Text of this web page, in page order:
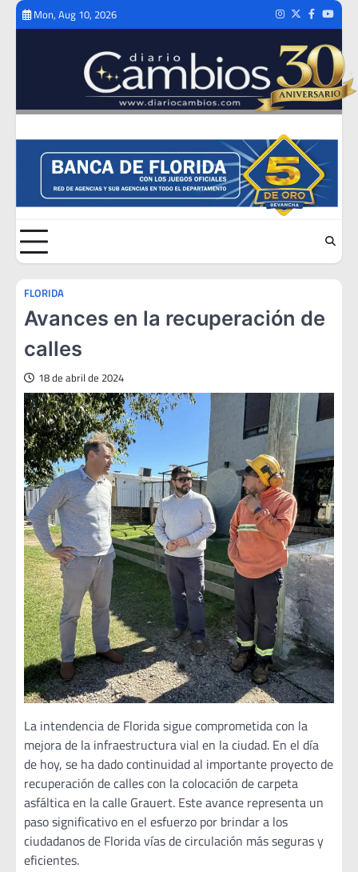
Skip
Mon, Aug 10, 2026 Instagram
TwitterFacebook
FLORIDA
Avances en la recuperación de
calles
18 de abril de 2024
La intendencia de Florida sigue comprometida con la
mejora de la infraestructura vial en la ciudad. En el día
de hoy, se ha dado continuidad al importante proyecto de
recuperación de calles con la colocación de carpeta
asfáltica en la calle Grauert. Este avance representa un
paso significativo en el esfuerzo por brindar a los
ciudadanos de Florida vías de circulación más seguras y
eficientes.